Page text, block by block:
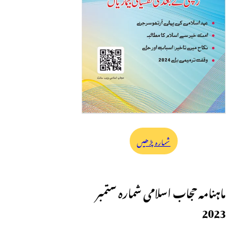
شمارہ پڑھیں
ماہنامہ حجاب اسلامی شمارہ ستمبر
2023